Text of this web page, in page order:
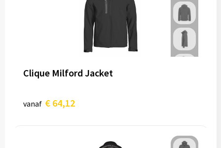
Clique Milford Jacket
vanaf € 64,12